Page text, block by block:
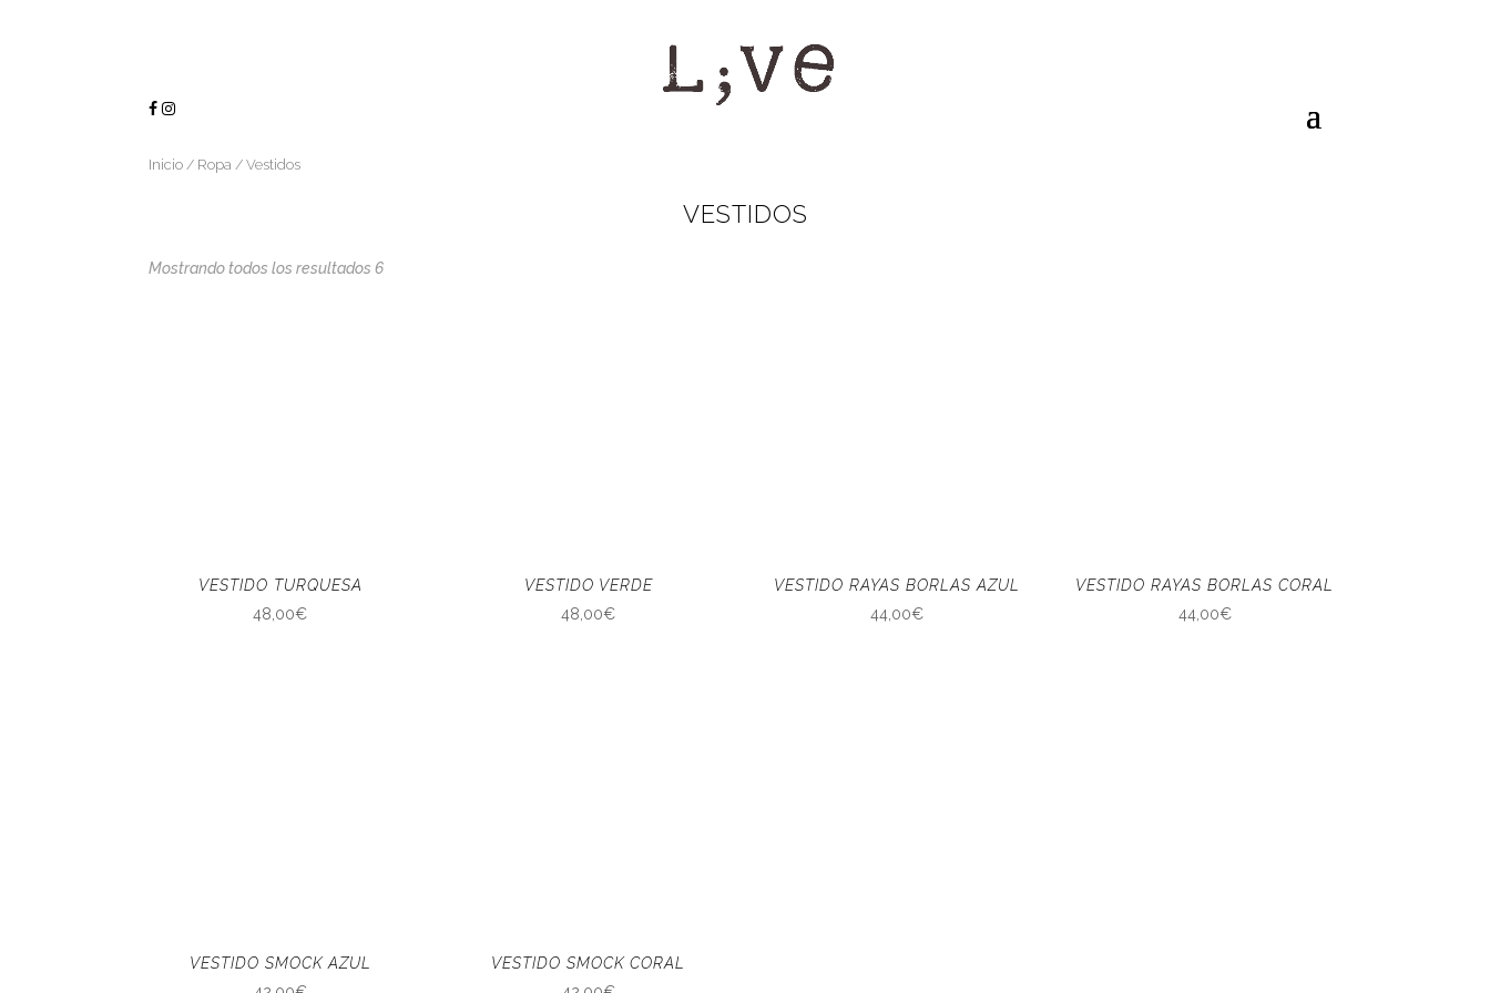
Inicio / Ropa / Vestidos
VESTIDOS
Mostrando todos los resultados 6
VESTIDO TURQUESA
48,00€
VESTIDO VERDE
48,00€
VESTIDO RAYAS BORLAS AZUL
44,00€
VESTIDO RAYAS BORLAS CORAL
44,00€
VESTIDO SMOCK AZUL
VESTIDO SMOCK CORAL